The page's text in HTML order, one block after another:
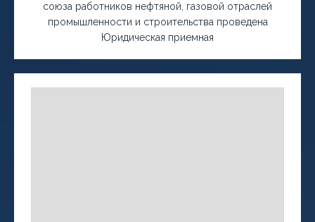
союза работников нефтяной, газовой отраслей
промышленности и строительства проведена
Юридическая приемная